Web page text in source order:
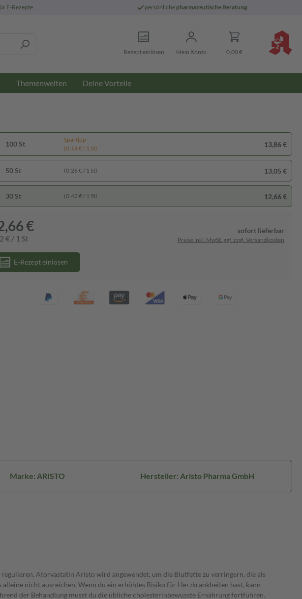
E-Rezepte persönliche pharmazeutische Beratung
Rezept einlösen Mein Konto 0,00 €
Themenwelten Deine Vorteile
100 St
Spartipp
(0,14 € / 1 St)
13,86 €
50 St (0,26 € / 1 St) 13,05 €
30 St (0,42 € / 1 St) 12,66 €
€
€ / 1 St
sofort lieferbar
Preise inkl. MwSt. ggf. zzgl. Versandkosten
E-Rezept einlösen
Marke: ARISTO Hersteller: Aristo Pharma GmbH
Atorvastatin Aristo wird angewendet, um die Blutfette zu verringern, die als
nicht ausreichen. Wenn du ein erhöhtes Risiko für Herzkrankheiten hast, kann
der Behandlung musst du die übliche cholesterinbewusste Ernährung fortführen.